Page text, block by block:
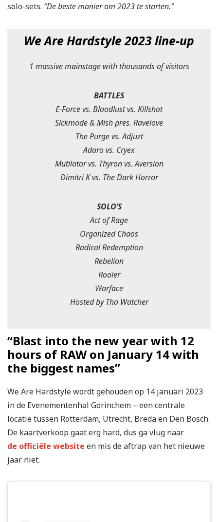
solo-sets. “De beste manier om 2023 te starten.”
We Are Hardstyle 2023 line-up
1 massive mainstage with thousands of visitors
BATTLES
E-Force vs. Bloodlust vs. Killshot
Sickmode & Mish pres. Ravelove
The Purge vs. Adjuzt
Adaro vs. Cryex
Mutilator vs. Thyron vs. Aversion
Dimitri K vs. The Dark Horror
SOLO’S
Act of Rage
Organized Chaos
Radical Redemption
Rebelion
Rooler
Warface
Hosted by Tha Watcher
“Blast into the new year with 12
hours of RAW on January 14 with
the biggest names”
We Are Hardstyle wordt gehouden op 14 januari 2023
in de Evenementenhal Gorinchem – een centrale
locatie tussen Rotterdam, Utrecht, Breda en Den Bosch.
De kaartverkoop gaat erg hard, dus ga vlug naar
de officiële website en mis de aftrap van het nieuwe
jaar niet.